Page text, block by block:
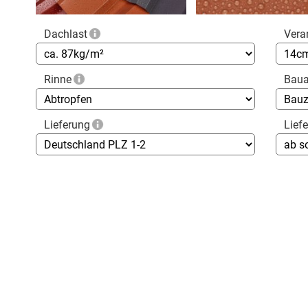
Dachlast
Rinne
Lieferung